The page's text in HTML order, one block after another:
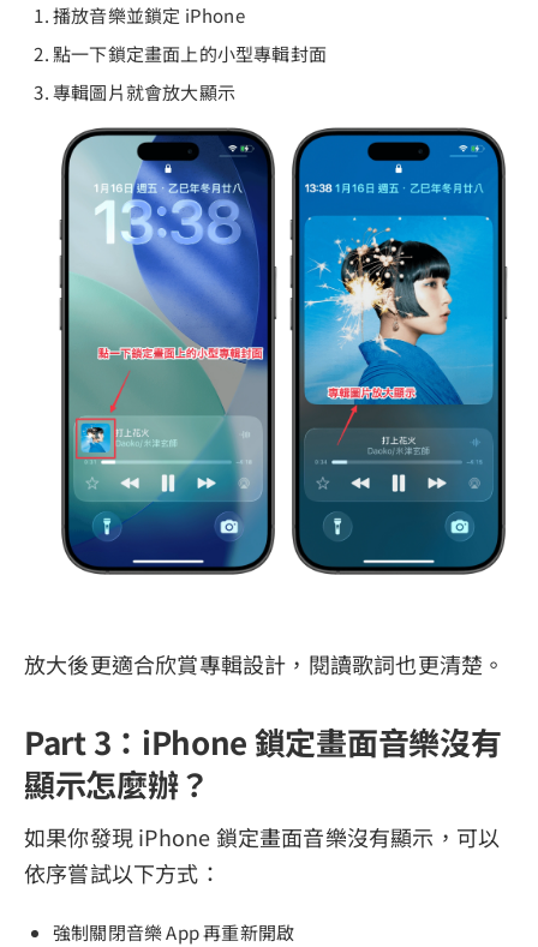
播放音樂並鎖定 iPhone
點一下鎖定畫面上的小型專輯封面
專輯圖片就會放大顯示
放大後更適合欣賞專輯設計，閱讀歌詞也更清楚。
Part 3：iPhone 鎖定畫面音樂沒有
顯示怎麼辦？
如果你發現 iPhone 鎖定畫面音樂沒有顯示，可以
依序嘗試以下方式：
強制關閉音樂 App 再重新開啟